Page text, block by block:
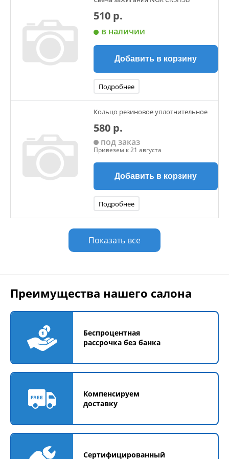
510 р.
в наличии
Добавить в корзину
Подробнее
Кольцо резиновое уплотнительное
580 р.
под заказ
Привезем к 21 августа
Добавить в корзину
Подробнее
Показать все
Преимущества нашего салона
Беспроцентная
рассрочка без банка
Компенсируем
доставку
Сертифицированный